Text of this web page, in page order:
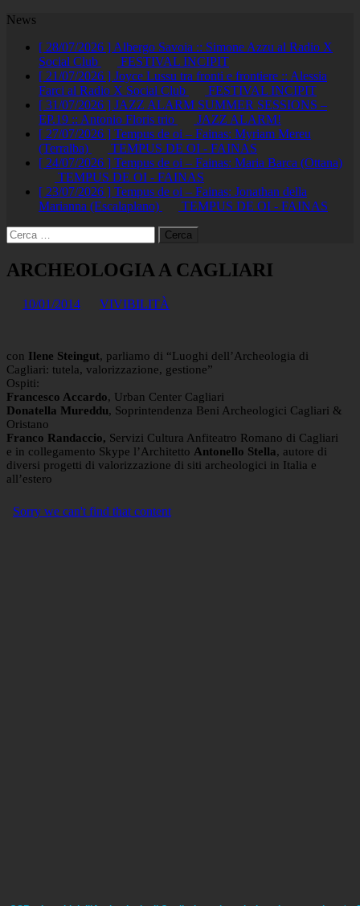
News
[ 28/07/2026 ] Albergo Savoia :: Simone Azzu al Radio X
Social Club
FESTIVAL INCIPIT
[ 21/07/2026 ] Joyce Lussu tra fronti e frontiere :: Alessia
Farci al Radio X Social Club
FESTIVAL INCIPIT
[ 31/07/2026 ] JAZZ ALARM SUMMER SESSIONS –
EP.19 :: Antonio Floris trio
JAZZ ALARM!
[ 27/07/2026 ] Tempus de oi – Fainas: Myriam Mereu
(Terralba)
TEMPUS DE OI - FAINAS
[ 24/07/2026 ] Tempus de oi – Fainas: Maria Barca (Ottana)
TEMPUS DE OI - FAINAS
[ 23/07/2026 ] Tempus de oi – Fainas: Jonathan della
Marianna (Escalaplano)
TEMPUS DE OI - FAINAS
Ricerca
per:
ARCHEOLOGIA A CAGLIARI
10/01/2014 VIVIBILITÀ
con Ilene Steingut, parliamo di “Luoghi dell’Archeologia di
Cagliari: tutela, valorizzazione, gestione”
Ospiti:
Francesco Accardo, Urban Center Cagliari
Donatella Mureddu, Soprintendenza Beni Archeologici Cagliari &
Oristano
Franco Randaccio, Servizi Cultura Anfiteatro Romano di Cagliari
e in collegamento Skype l’Architetto Antonello Stella, autore di
diversi progetti di valorizzazione di siti archeologici in Italia e
all’estero